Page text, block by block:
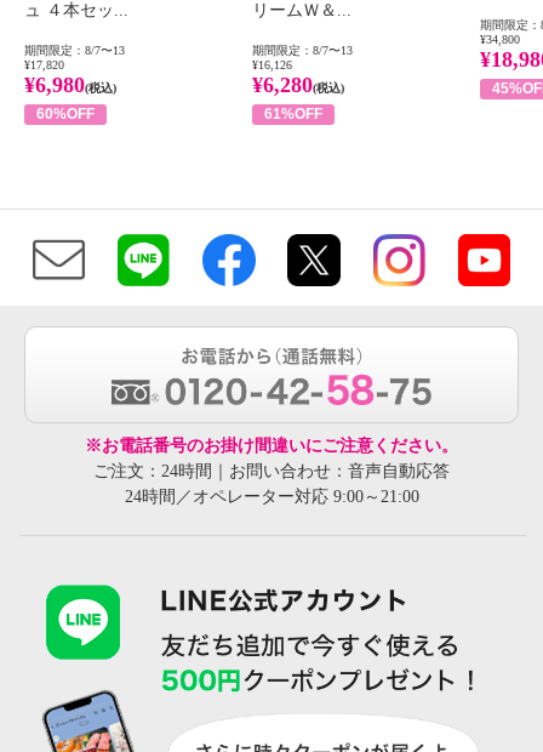
ュ ４本セッ...
期間限定：8/7〜13
¥17,820
¥6,980(税込)
60%OFF
リームＷ＆...
期間限定：8/7〜13
¥16,126
¥6,280(税込)
61%OFF
期間限定：
¥34,800
※お電話番号のお掛け間違いにご注意ください。
ご注文：24時間｜お問い合わせ：音声自動応答
24時間／オペレーター対応 9:00～21:00